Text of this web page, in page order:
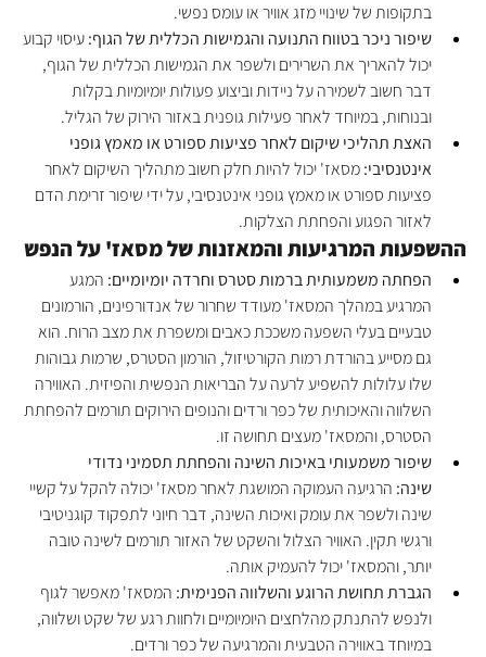
בתקופות של שינויי מזג אוויר או עומס נפשי.
שיפור ניכר בטווח התנועה והגמישות הכללית של הגוף: עיסוי קבוע
יכול להאריך את השרירים ולשפר את הגמישות הכללית של הגוף,
דבר חשוב לשמירה על ניידות וביצוע פעולות יומיומיות בקלות
ובנוחות, במיוחד לאחר פעילות גופנית באזור הירוק של הגליל.
האצת תהליכי שיקום לאחר פציעות ספורט או מאמץ גופני
אינטנסיבי: מסאז' יכול להיות חלק חשוב מתהליך השיקום לאחר
פציעות ספורט או מאמץ גופני אינטנסיבי, על ידי שיפור זרימת הדם
לאזור הפגוע והפחתת הצלקות.
ההשפעות המרגיעות והמאזנות של מסאז' על הנפש
הפחתה משמעותית ברמות סטרס וחרדה יומיומיים: המגע
המרגיע במהלך המסאז' מעודד שחרור של אנדורפינים, הורמונים
טבעיים בעלי השפעה משככת כאבים ומשפרת את מצב הרוח. הוא
גם מסייע בהורדת רמות הקורטיזול, הורמון הסטרס, שרמות גבוהות
שלו עלולות להשפיע לרעה על הבריאות הנפשית והפיזית. האווירה
השלווה והאיכותית של כפר ורדים והנופים הירוקים תורמים להפחתת
הסטרס, והמסאז' מעצים תחושה זו.
שיפור משמעותי באיכות השינה והפחתת תסמיני נדודי
שינה: הרגיעה העמוקה המושגת לאחר מסאז' יכולה להקל על קשיי
שינה ולשפר את עומק ואיכות השינה, דבר חיוני לתפקוד קוגניטיבי
ורגשי תקין. האוויר הצלול והשקט של האזור תורמים לשינה טובה
יותר, והמסאז' יכול להעמיק אותה.
הגברת תחושת הרוגע והשלווה הפנימית: המסאז' מאפשר לגוף
ולנפש להתנתק מהלחצים היומיומיים ולחוות רגע של שקט ושלווה,
במיוחד באווירה הטבעית והמרגיעה של כפר ורדים.